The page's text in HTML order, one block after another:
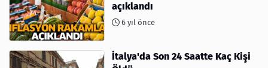
açıklandı
6 yıl önce
İtalya'da Son 24 Saatte Kaç Kişi